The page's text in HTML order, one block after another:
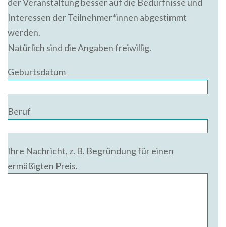
Interessen der Teilnehmer*innen abgestimmt
werden.
Natürlich sind die Angaben freiwillig.
Geburtsdatum
Beruf
Ihre Nachricht, z. B. Begründung für einen
ermäßigten Preis.